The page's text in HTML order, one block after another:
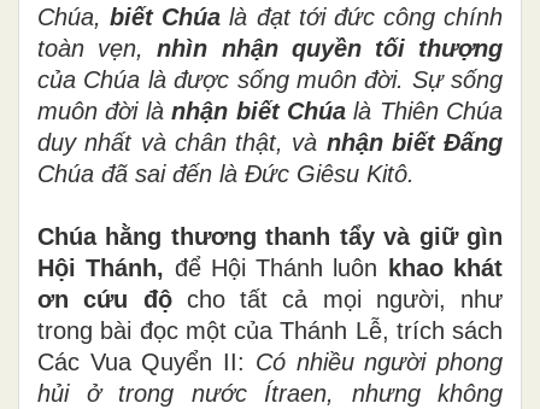
Chúa,biết Chúa là đạt tới đức công chính
toàn vẹn,nhìn nhận quyền tối thượng
của Chúa là được sống muôn đời. Sự sống
muôn đời lànhận biết Chúalà Thiên Chúa
duy nhất và chân thật, và nhận biết Đấng
Chúa đã sai đến là Đức Giêsu Kitô.
Chúa hằng thương thanh tẩy và giữ gìn
Hội Thánh, để Hội Thánh luôn khao khát
ơn cứu độcho tất cả mọi người, như
trong bài đọc một của Thánh Lễ, trích sách
Các Vua Quyển II: Có nhiều người phong
hủi ở trong nước Ítraen, nhưng không